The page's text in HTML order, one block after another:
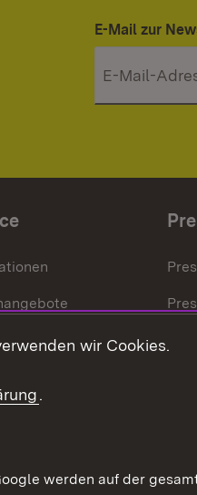
E-Mail zur
wir Cookies.
.
werden auf der